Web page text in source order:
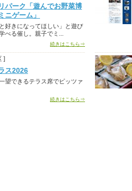
パーク「遊んでお野菜博
ニゲーム」
好きになってほしい」と遊び
べる催し。親子でミ...
続きはこちら⇒
]
ス2026
望できるテラス席でピッツァ
続きはこちら⇒